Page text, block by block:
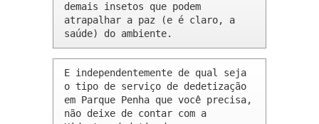
demais insetos que podem
atrapalhar a paz (e é claro, a
saúde) do ambiente.
E independentemente de qual seja
o tipo de serviço de dedetização
em Parque Penha que você precisa,
não deixe de contar com a